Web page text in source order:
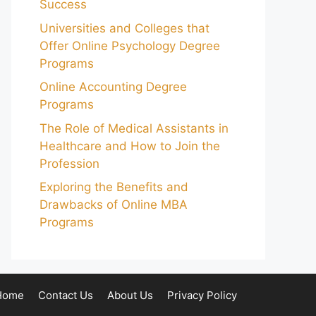
Success
Universities and Colleges that
Offer Online Psychology Degree
Programs
Online Accounting Degree
Programs
The Role of Medical Assistants in
Healthcare and How to Join the
Profession
Exploring the Benefits and
Drawbacks of Online MBA
Programs
Contact Us About Us Privacy Policy